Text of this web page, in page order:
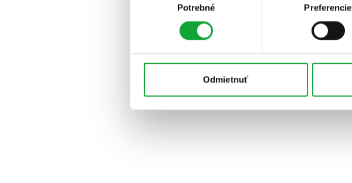
Potrebné Preferencie
Odmietnuť